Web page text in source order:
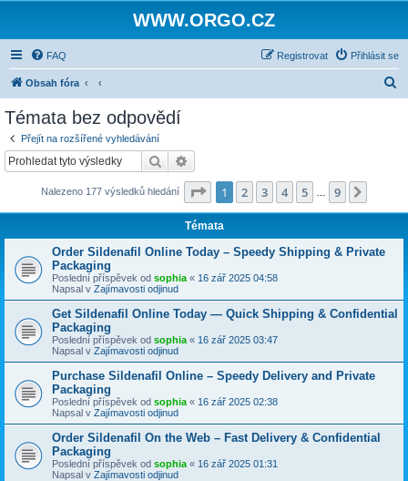
WWW.ORGO.CZ
FAQ Přihlásit se
Registrovat
Obsah fóra
Témata bez odpovědí
Přejít na rozšířené vyhledávání
Hledat
Nalezeno 177 výsledků hledání Stránka z
1 2 3 4 5 9
Témata
Order Sildenafil Online Today – Speedy Shipping & Private
Packaging
Poslední příspěvek od sophia « 16 zář 2025 04:58
Napsal v Zajímavosti odjinud
Get Sildenafil Online Today — Quick Shipping & Confidential
Packaging
Poslední příspěvek od sophia « 16 zář 2025 03:47
Napsal v Zajímavosti odjinud
Purchase Sildenafil Online – Speedy Delivery and Private
Packaging
Poslední příspěvek od sophia « 16 zář 2025 02:38
Napsal v Zajímavosti odjinud
Order Sildenafil On the Web – Fast Delivery & Confidential
Packaging
Poslední příspěvek od sophia « 16 zář 2025 01:31
Napsal v Zajímavosti odjinud